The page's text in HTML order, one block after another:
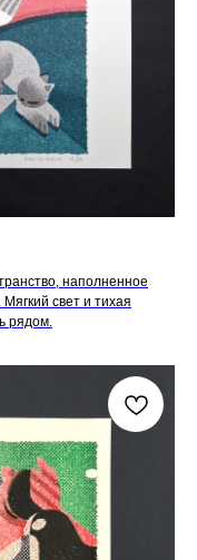
наполненное
свет и тихая
рядом.